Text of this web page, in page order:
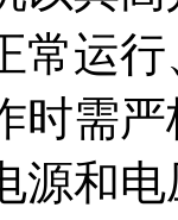
常运
时需
源和